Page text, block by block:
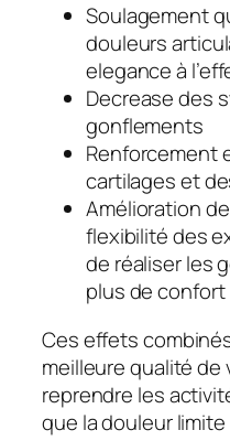
Soulagement
douleurs
elegance à
Decrease des
gonflements
Renforcement
cartilages et
Amélioration
flexibilité des
de réaliser les
plus de confort
Ces effets
meilleure qualité
reprendre les
que la douleur